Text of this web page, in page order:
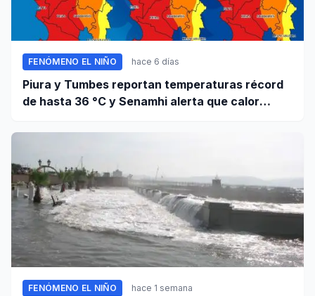
FENÓMENO EL NIÑO hace 6 días
Piura y Tumbes reportan temperaturas récord
de hasta 36 °C y Senamhi alerta que calor
FENÓMENO EL NIÑO hace 1 semana